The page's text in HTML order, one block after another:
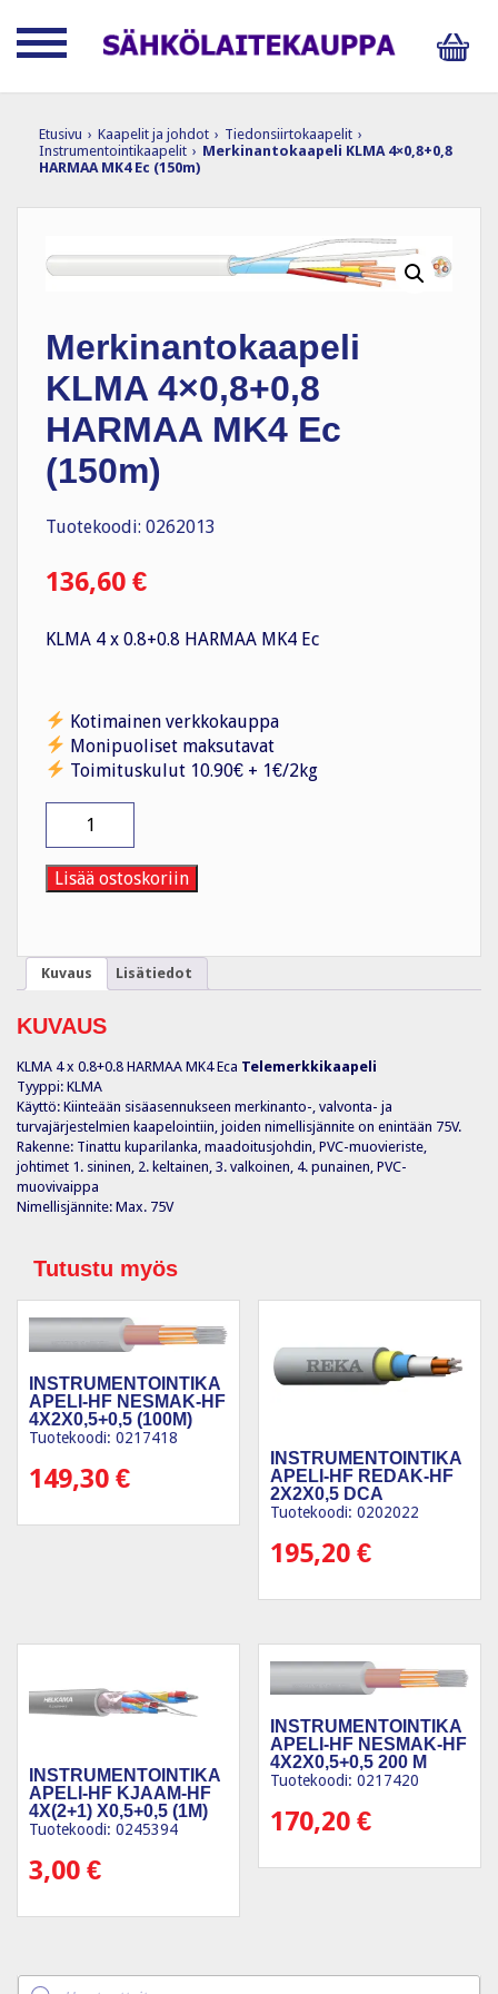
Etusivu › Kaapelit ja johdot › Tiedonsiirtokaapelit ›
Instrumentointikaapelit › Merkinantokaapeli KLMA 4×0,8+0,8
HARMAA MK4 Ec (150m)
Merkinantokaapeli
KLMA 4×0,8+0,8
HARMAA MK4 Ec
(150m)
Tuotekoodi: 0262013
136,60 €
KLMA 4 x 0.8+0.8 HARMAA MK4 Ec
Kotimainen verkkokauppa
Monipuoliset maksutavat
Toimituskulut 10.90€ + 1€/2kg
4x0,8+0,8
HARMAA
MK4
määrä
Lisää ostoskoriin
Kuvaus Lisätiedot
KUVAUS
KLMA 4 x 0.8+0.8 HARMAA MK4 Eca Telemerkkikaapeli
Tyyppi: KLMA
Käyttö: Kiinteään sisäasennukseen merkinanto-, valvonta- ja
turvajärjestelmien kaapelointiin, joiden nimellisjännite on enintään 75V.
Rakenne: Tinattu kuparilanka, maadoitusjohdin, PVC-muovieriste,
johtimet 1. sininen, 2. keltainen, 3. valkoinen, 4. punainen, PVC-
muovivaippa
Nimellisjännite: Max. 75V
Tutustu myös
INSTRUMENTOINTIKA
APELI-HF NESMAK-HF
4X2X0,5+0,5 (100M)
Tuotekoodi: 0217418
149,30 €
INSTRUMENTOINTIKA
APELI-HF REDAK-HF
2X2X0,5 DCA
Tuotekoodi: 0202022
195,20€
INSTRUMENTOINTIKA
APELI-HF KJAAM-HF
4X(2+1) X0,5+0,5 (1M)
Tuotekoodi: 0245394
3,00 €
INSTRUMENTOINTIKA
APELI-HF NESMAK-HF
4X2X0,5+0,5 200 M
Tuotekoodi: 0217420
170,20€
Products